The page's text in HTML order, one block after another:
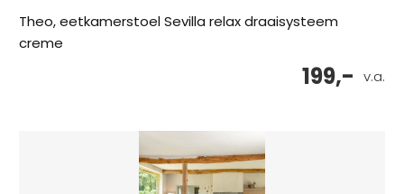
Theo, eetkamerstoel Sevilla relax draaisysteem
creme
v.a.
199,-